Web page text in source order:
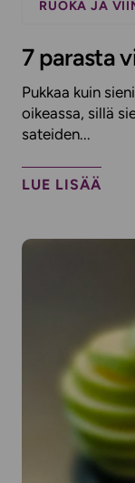
RUOKA JA
7 parasta
Pukkaa kuin
oikeassa, sillä
sateiden...
LUE LISÄÄ